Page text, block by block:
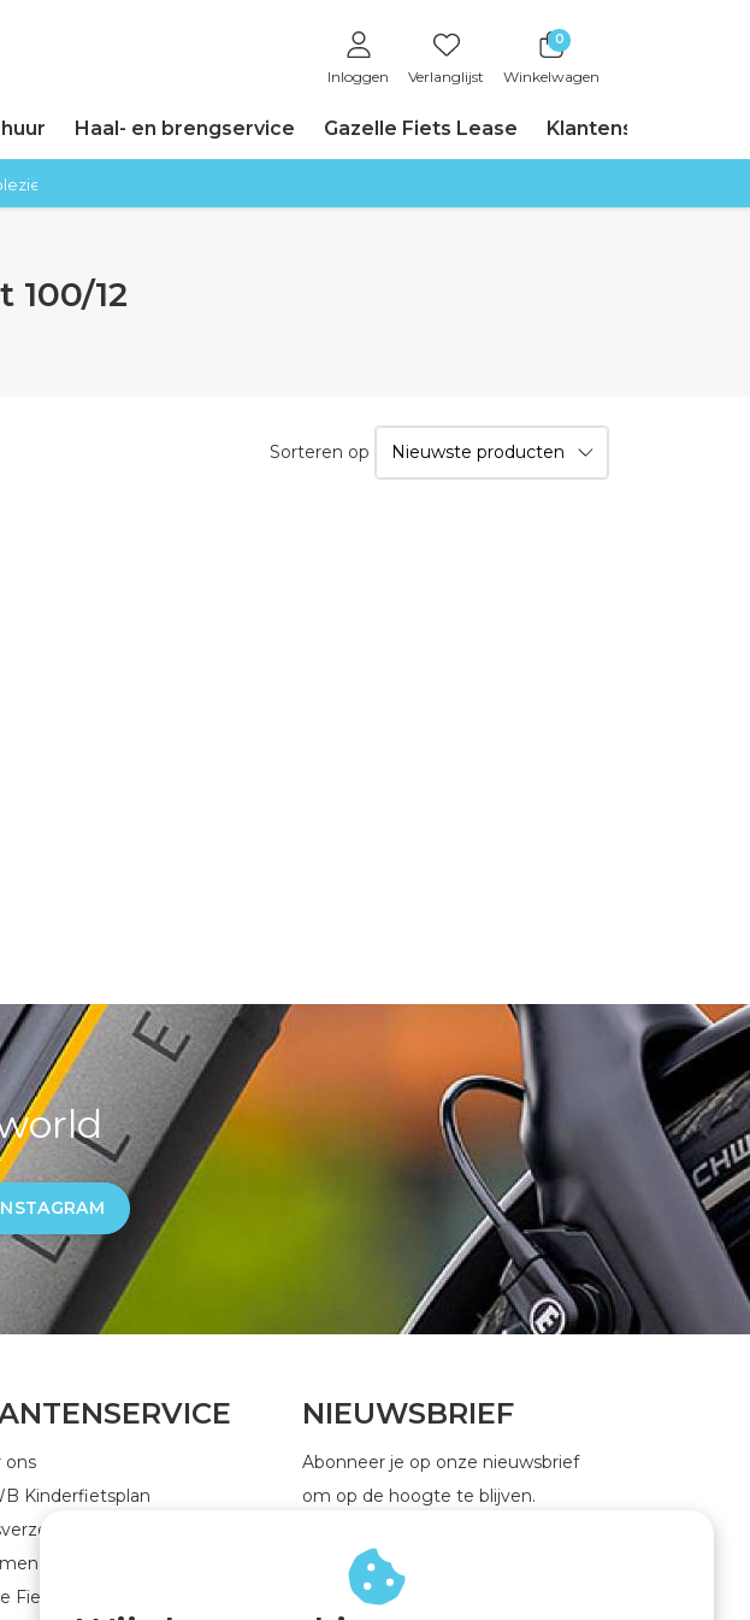
Inloggen Verlanglijst
0
Winkelwagen
Haal- en brengservice Gazelle Fiets Lease Klantenservice
in Tiel
12
Sorteren op
ons
Kinderfietsplan
voorwaarden
Fiets
NIEUWSBRIEF
Abonneer je op onze nieuwsbrief
om op de hoogte te blijven.